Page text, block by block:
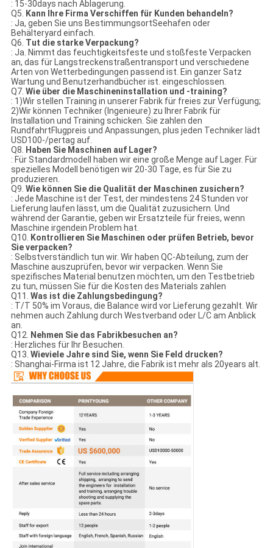
: 15-30days nach Ablagerung.
Q5.
Kann Ihre Firma Verschiffen für Kunden behandeln?
: Ja, geben Sie uns BestimmungsortSeehafen oder
Behälteryard einfach.
Q6. Tut die starke Verpackung?
: Ja. Nimmt das feuchtigkeitsfeste und stoßfeste Verpacken
an, das für Langstreckenstraßentransport und verschiedene
Arten von Wetterbedingungen passend ist. Ein ganzer Satz
Wartung und Benutzerhandbücher ist. eingeschlossen.
Q7. Wie über die Maschineninstallation und -training?
: 1)Wir stellen Training in unserer Fabrik für freies zur Verfügung;
2)Wir können Techniker (Ingenieure) zu Ihrer Fabrik für
Installation und Training schicken. Sie zahlen den
RundfahrtFlugpreis und Anpassungen, plus jeden Techniker lädt
USD100-/pertag auf.
Q8.
Haben Sie Maschinen auf Lager?
: Für Standardmodell haben wir eine große Menge auf Lager. Für
spezielles Modell benötigen wir 20-30 Tage, es für Sie zu
produzieren.
Q9. Wie können Sie die Qualität der Maschinen zusichern?
: Jede Maschine ist der Test, der mindestens 24 Stunden vor
Lieferung laufen lässt, um die Qualität zuzusichern. Und
während der Garantie, geben wir Ersatzteile für freies, wenn
Maschine irgendein Problem hat.
Q10.
Kontrollieren Sie Maschinen oder prüfen Betrieb, bevor
Sie verpacken?
: Selbstverständlich tun wir. Wir haben QC-Abteilung, zum der
Maschine auszuprüfen, bevor wir verpacken. Wenn Sie
spezifisches Material benutzen möchten, um den Testbetrieb
zu tun, müssen Sie für die Kosten des Materials zahlen
Q11. Was ist die Zahlungsbedingung?
: T/T 50% im Voraus, die Balance wird vor Lieferung gezahlt. Wir
nehmen auch Zahlung durch Westverband oder L/C am Anblick
an.
Q12.
Nehmen Sie das Fabrikbesuchen an?
: Herzliches für Ihr Besuchen.
Q13. Wieviele Jahre sind Sie, wenn Sie Feld drucken?
: Shanghai-Firma ist 12 Jahre, die Fabrik ist mehr als 20years alt.